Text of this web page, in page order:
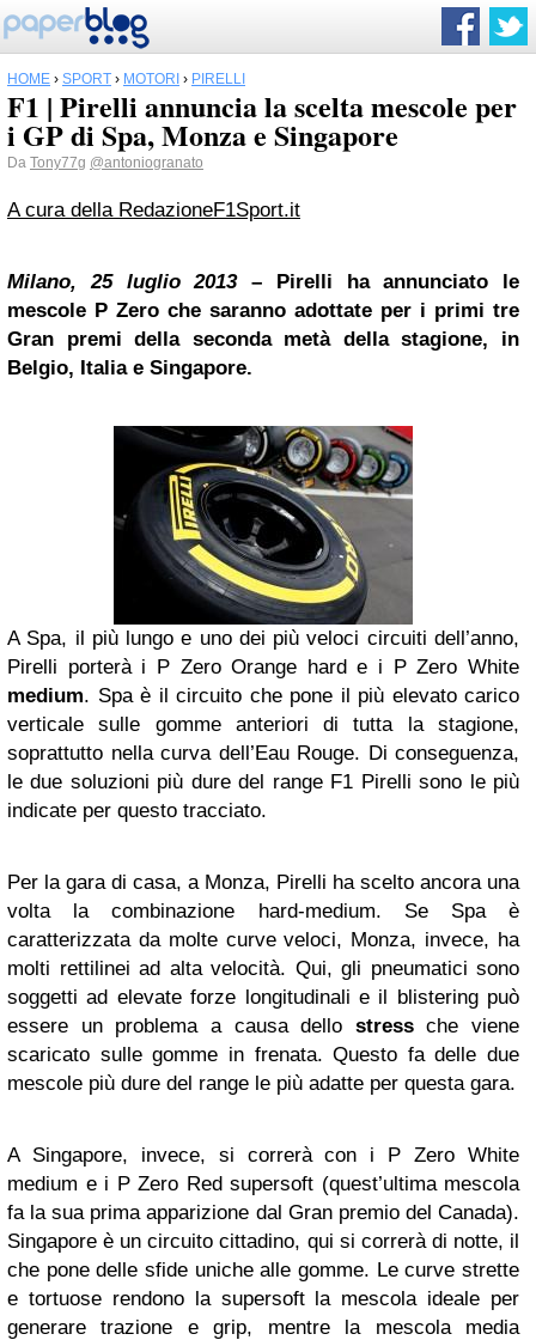
HOME › SPORT › MOTORI › PIRELLI
F1 | Pirelli annuncia la scelta mescole per
i GP di Spa, Monza e Singapore
Da Tony77g @antoniogranato
A cura della RedazioneF1Sport.it
Milano, 25 luglio 2013– Pirelli ha annunciato le
mescole P Zero che saranno adottate per i primi tre
Gran premi della seconda metà della stagione, in
Belgio, Italia e Singapore.
A Spa, il più lungo e uno dei più veloci circuiti dell’anno,
Pirelli porterà i P Zero Orange hard e i P Zero White
medium. Spa è il circuito che pone il più elevato carico
verticale sulle gomme anteriori di tutta la stagione,
soprattutto nella curva dell’Eau Rouge. Di conseguenza,
le due soluzioni più dure del range F1 Pirelli sono le più
indicate per questo tracciato.
Per la gara di casa, a Monza, Pirelli ha scelto ancora una
volta la combinazione hard-medium. Se Spa è
caratterizzata da molte curve veloci, Monza, invece, ha
molti rettilinei ad alta velocità. Qui, gli pneumatici sono
soggetti ad elevate forze longitudinali e il blistering può
essere un problema a causa dello stressche viene
scaricato sulle gomme in frenata. Questo fa delle due
mescole più dure del range le più adatte per questa gara.
A Singapore, invece, si correrà con i P Zero White
medium e i P Zero Red supersoft (quest’ultima mescola
fa la sua prima apparizione dal Gran premio del Canada).
Singapore è un circuito cittadino, qui si correrà di notte, il
che pone delle sfide uniche alle gomme. Le curve strette
e tortuose rendono la supersoft la mescola ideale per
generare trazione e grip, mentre la mescola media